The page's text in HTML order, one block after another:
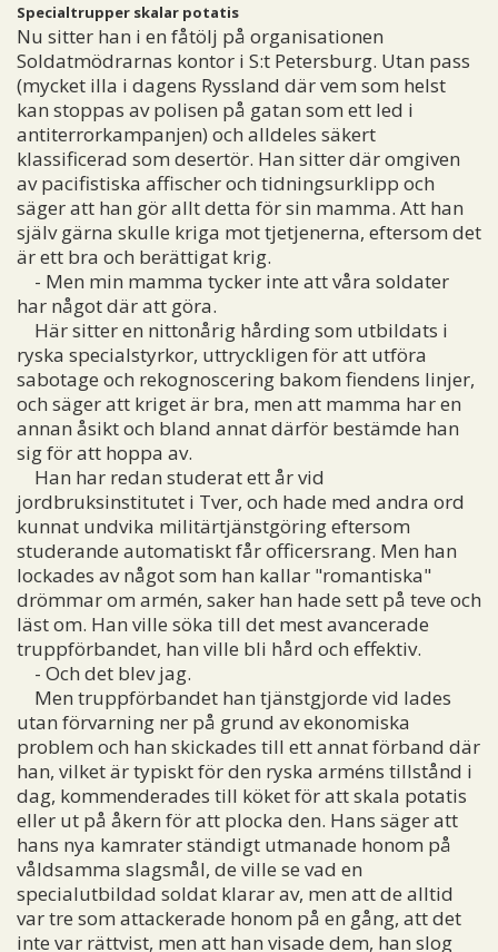
Specialtrupper skalar potatis
Nu sitter han i en fåtölj på organisationen
Soldatmödrarnas kontor i S:t Petersburg. Utan pass
(mycket illa i dagens Ryssland där vem som helst
kan stoppas av polisen på gatan som ett led i
antiterrorkampanjen) och alldeles säkert
klassificerad som desertör. Han sitter där omgiven
av pacifistiska affischer och tidningsurklipp och
säger att han gör allt detta för sin mamma. Att han
själv gärna skulle kriga mot tjetjenerna, eftersom det
är ett bra och berättigat krig.
- Men min mamma tycker inte att våra soldater
har något där att göra.
Här sitter en nittonårig hårding som utbildats i
ryska specialstyrkor, uttryckligen för att utföra
sabotage och rekognoscering bakom fiendens linjer,
och säger att kriget är bra, men att mamma har en
annan åsikt och bland annat därför bestämde han
sig för att hoppa av.
Han har redan studerat ett år vid
jordbruksinstitutet i Tver, och hade med andra ord
kunnat undvika militärtjänstgöring eftersom
studerande automatiskt får officersrang. Men han
lockades av något som han kallar "romantiska"
drömmar om armén, saker han hade sett på teve och
läst om. Han ville söka till det mest avancerade
truppförbandet, han ville bli hård och effektiv.
- Och det blev jag.
Men truppförbandet han tjänstgjorde vid lades
utan förvarning ner på grund av ekonomiska
problem och han skickades till ett annat förband där
han, vilket är typiskt för den ryska arméns tillstånd i
dag, kommenderades till köket för att skala potatis
eller ut på åkern för att plocka den. Hans säger att
hans nya kamrater ständigt utmanade honom på
våldsamma slagsmål, de ville se vad en
specialutbildad soldat klarar av, men att de alltid
var tre som attackerade honom på en gång, att det
inte var rättvist, men att han visade dem, han slog